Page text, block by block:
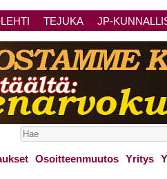
TEJUKA JP-
Osoitteenmuutos Yritys